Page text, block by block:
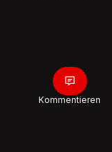
Kommentieren